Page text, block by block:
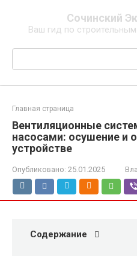
контенту
Сочинский
Ваш гид по
Поиск:
Главная страница
Вентиляционные
насосами: осушение и
устройстве
Опубликовано: 25.01.2025
Содержание